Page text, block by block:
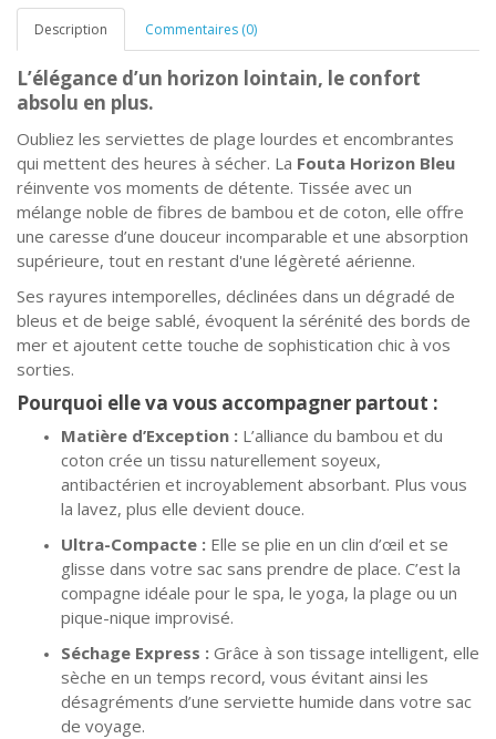
Description Commentaires (0)
L’élégance d’un horizon lointain, le confort
absolu en plus.
Oubliez les serviettes de plage lourdes et encombrantes
qui mettent des heures à sécher. La Fouta Horizon Bleu
réinvente vos moments de détente. Tissée avec un
mélange noble de fibres de bambou et de coton, elle offre
une caresse d’une douceur incomparable et une absorption
supérieure, tout en restant d'une légèreté aérienne.
Ses rayures intemporelles, déclinées dans un dégradé de
bleus et de beige sablé, évoquent la sérénité des bords de
mer et ajoutent cette touche de sophistication chic à vos
sorties.
Pourquoi elle va vous accompagner partout :
Matière d’Exception : L’alliance du bambou et du
coton crée un tissu naturellement soyeux,
antibactérien et incroyablement absorbant. Plus vous
la lavez, plus elle devient douce.
Ultra-Compacte : Elle se plie en un clin d’œil et se
glisse dans votre sac sans prendre de place. C’est la
compagne idéale pour le spa, le yoga, la plage ou un
pique-nique improvisé.
Séchage Express : Grâce à son tissage intelligent, elle
sèche en un temps record, vous évitant ainsi les
désagréments d’une serviette humide dans votre sac
de voyage.